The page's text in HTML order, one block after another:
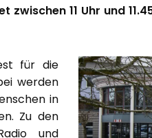
zwischen 11 Uhr und
für die
werden
in
Zu den
und